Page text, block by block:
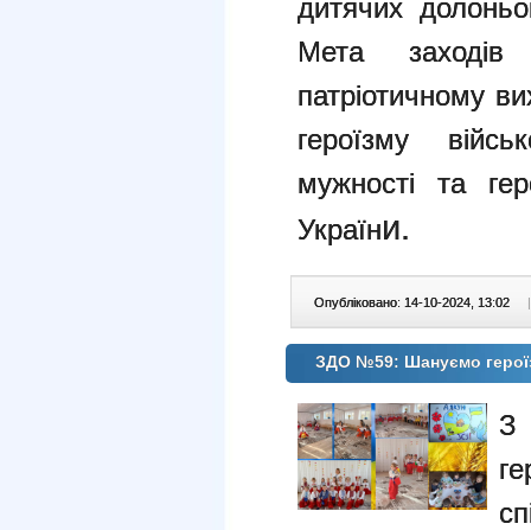
дитячих
Мета
патріотичному
героїзму
мужності та
України.
Опубліковано: 14-10-2024, 13:02 |
ЗДО №59: Шануємо
З